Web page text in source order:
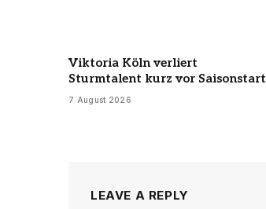
Viktoria Köln verliert
Sturmtalent kurz vor Saisonstart
7 August 2026
LEAVE A REPLY